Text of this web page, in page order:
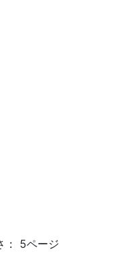
： 5ページ